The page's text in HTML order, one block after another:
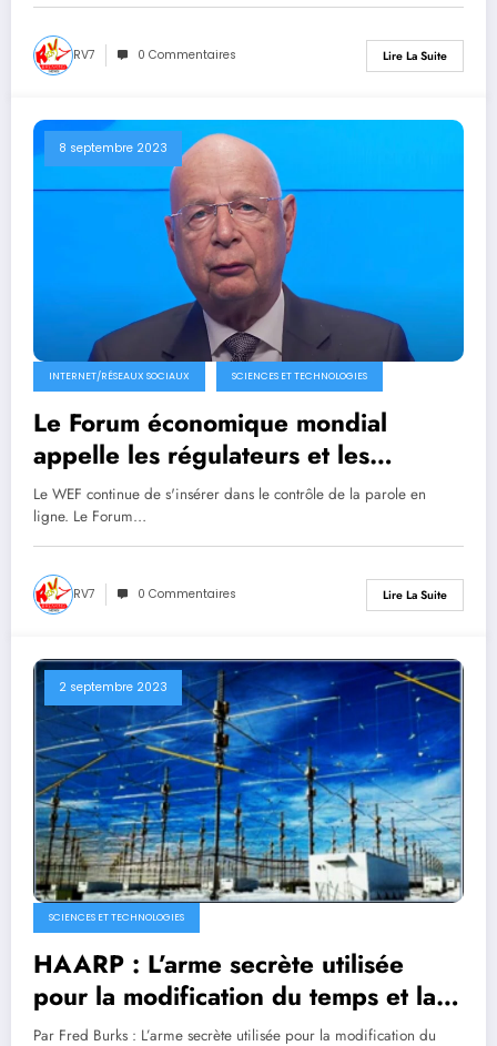
RV7 0 Commentaires Lire La Suite
8 septembre 2023
INTERNET/RÉSEAUX SOCIAUX SCIENCES ET TECHNOLOGIES
Le Forum économique mondial
appelle les régulateurs et les
entreprises technologiques à utiliser
ses définitions de « discours de
haine », de « désinformation » et
bien plus encore.
Le WEF continue de s'insérer dans le contrôle de la parole en
ligne. Le Forum…
RV7 0 Commentaires Lire La Suite
2 septembre 2023
SCIENCES ET TECHNOLOGIES
HAARP : L’arme secrète utilisée
pour la modification du temps et la
guerre électromagnétique
Par Fred Burks : L’arme secrète utilisée pour la modification du